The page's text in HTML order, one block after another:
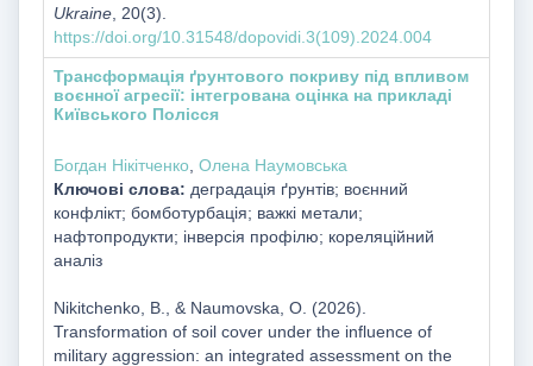
Ukraine, 20(3).
https://doi.org/10.31548/dopovidi.3(109).2024.004
Трансформація ґрунтового покриву під впливом
воєнної агресії: інтегрована оцінка на прикладі
Київського Полісся
Богдан Нікітченко, Олена Наумовська
Ключові слова: деградація ґрунтів; воєнний
конфлікт; бомботурбація; важкі метали;
нафтопродукти; інверсія профілю; кореляційний
аналіз
Nikitchenko, B., & Naumovska, O. (2026).
Transformation of soil cover under the influence of
military aggression: an integrated assessment on the